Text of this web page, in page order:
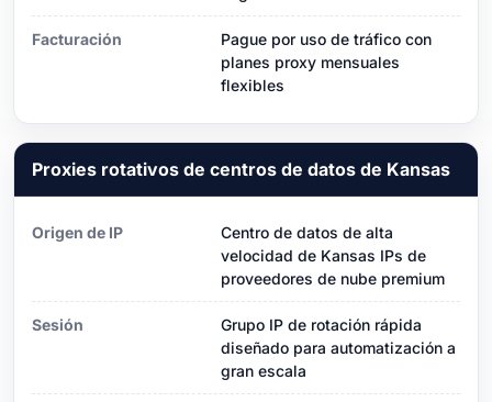
Facturación
Pague por uso de tráfico con
planes proxy mensuales
flexibles
Proxies rotativos de centros de datos de Kansas
Origen de IP
Centro de datos de alta
velocidad de Kansas IPs de
proveedores de nube premium
Sesión
Grupo IP de rotación rápida
diseñado para automatización a
gran escala